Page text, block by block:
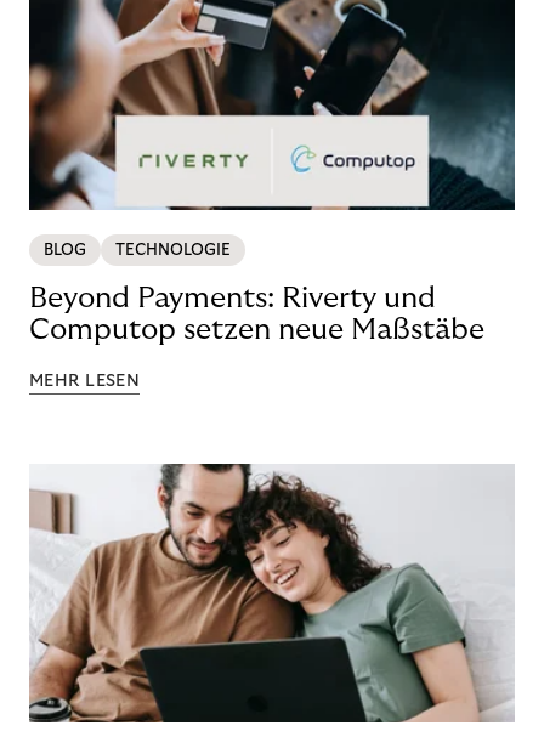
BLOG TECHNOLOGIE
Beyond Payments: Riverty und
Computop setzen neue Maßstäbe
MEHR LESEN